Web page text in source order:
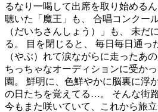
るなり一喝して出席を取り始める
聴いた「魔王」も、 合唱コンクー
（だいちさんしょう）」も、 未だ
る。 目を閉じると、 毎日毎日通っ
（やぶ）れて涙ながらに走ったあ
ちっちゃなオーディションに受か
園。 鮮明に、色鮮やかに脳裏に浮
の日たちを覚えてる…。 そんな街
今もまた咲いていて、これから旅